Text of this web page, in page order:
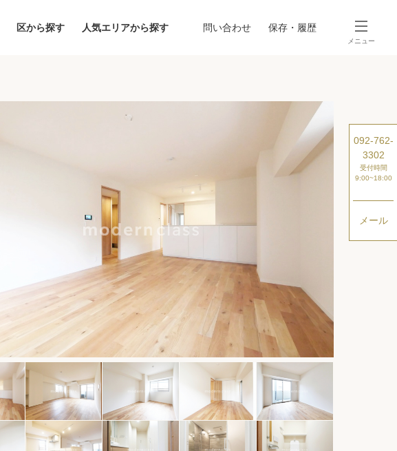
区から探す 人気エリアから探す 問い合わせ 保存・履歴
メニュー
駅・路線から探す
アクセスランキング
保存した物件
閲覧履歴
保存した検索条件
店舗・スタッフ紹介
092-762-
3302
受付時間
9:00~18:00
メール